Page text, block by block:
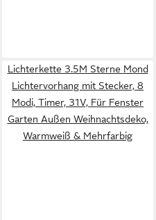
Lichterkette 3.5M Sterne Mond
Lichtervorhang mit Stecker, 8
Modi, Timer, 31V, Für Fenster
Garten Außen Weihnachtsdeko,
Warmweiß & Mehrfarbig